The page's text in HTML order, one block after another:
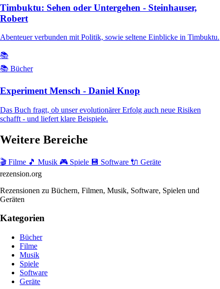
Timbuktu: Sehen oder Untergehen - Steinhauser,
Robert
Abenteuer verbunden mit Politik, sowie seltene Einblicke in Timbuktu.
📚
📚 Bücher
Experiment Mensch - Daniel Knop
Das Buch fragt, ob unser evolutionärer Erfolg auch neue Risiken
schafft - und liefert klare Beispiele.
Weitere Bereiche
🎬 Filme 🎵 Musik 🎮 Spiele 💾 Software 🔌 Geräte
rezension.org
Rezensionen zu Büchern, Filmen, Musik, Software, Spielen und
Geräten
Kategorien
Bücher
Filme
Musik
Spiele
Software
Geräte